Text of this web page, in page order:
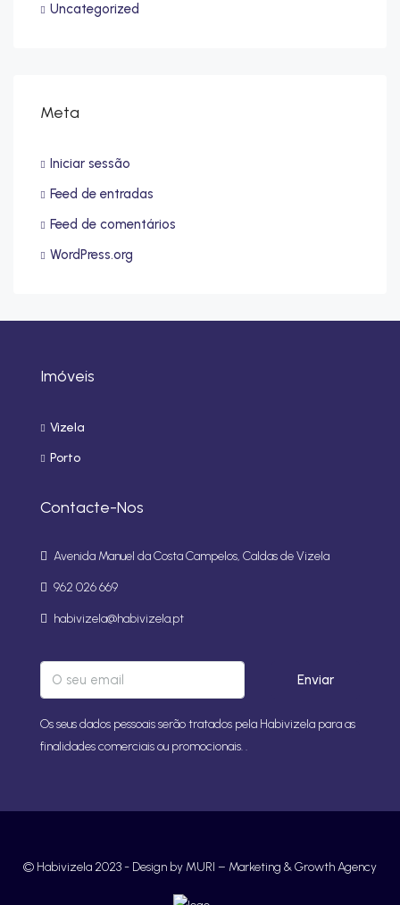
Uncategorized
Meta
Iniciar sessão
Feed de entradas
Feed de comentários
WordPress.org
Imóveis
Vizela
Porto
Contacte-Nos
Avenida Manuel da Costa Campelos, Caldas de Vizela
962 026 669
habivizela@habivizela.pt
Enviar
Os seus dados pessoais serão tratados pela Habivizela para as
finalidades comerciais ou promocionais. .
© Habivizela 2023 - Design by MURI – Marketing & Growth Agency